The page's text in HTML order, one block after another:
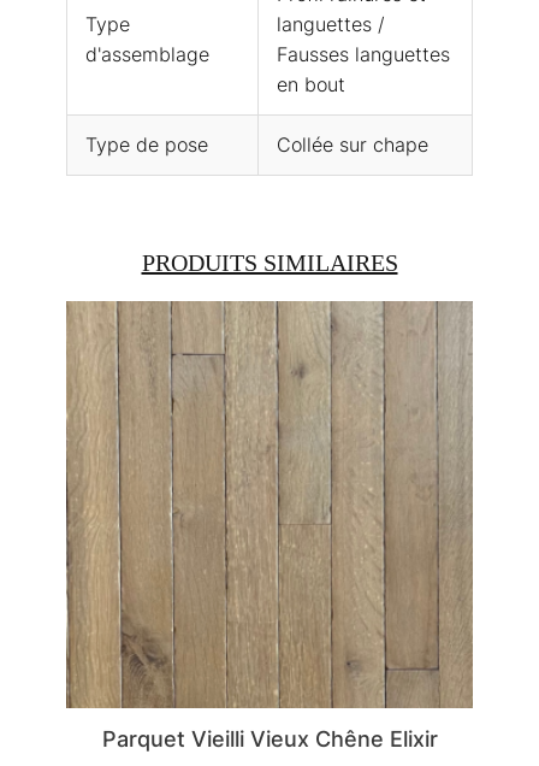
Type
d'assemblage
languettes /
Fausses languettes
en bout
Type de pose Collée sur chape
PRODUITS SIMILAIRES
Parquet Vieilli Vieux Chêne Elixir